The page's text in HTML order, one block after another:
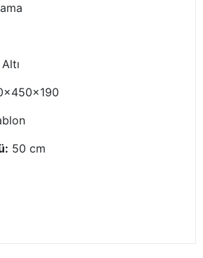
50 cm